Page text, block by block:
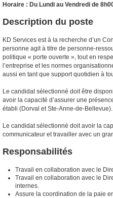
Horaire : Du Lundi au Vendredi de
Description du poste
KD Services est à la recherche d’un
personne agit à titre de personne-
politique « porte ouverte », tout en
l’entreprise et les normes
aussi en tant que support quotidien à
Le candidat sélectionné doit être
avoir la capacité d’assurer une
établi (Dorval et Ste-Anne-de-Bellevue).
Le candidat sélectionné doit avoir la
communicateur et travailler avec un
Responsabilités
Travail en collaboration avec le
Travail en collaboration avec le
internes.
Assure la coordination de la paie